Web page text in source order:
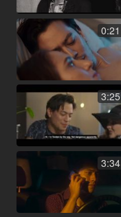
0:21
3:25
3:34